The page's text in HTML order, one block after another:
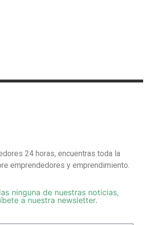
24 horas, encuentras toda la
emprendedores y emprendimiento.
ninguna de nuestras noticias,
a nuestra newsletter.